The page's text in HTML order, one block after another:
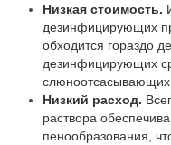
Низкая стоимость.
дезинфицирующих
обходится гораздо
дезинфицирующих
слюноотсасывающих
Низкий расход.
раствора
пенообразования,